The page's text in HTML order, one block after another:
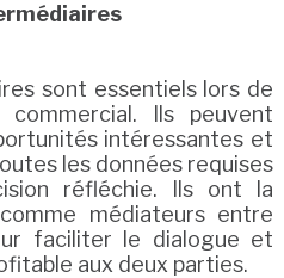
sont essentiels lors de
commercial. Ils peuvent
intéressantes et
les données requises
réfléchie. Ils ont la
médiateurs entre
faciliter le dialogue et
aux deux parties.